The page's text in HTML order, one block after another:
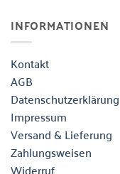
INFORMATIONEN
Kontakt
AGB
Datenschutzerklärung
Impressum
Versand & Lieferung
Zahlungsweisen
Widerruf